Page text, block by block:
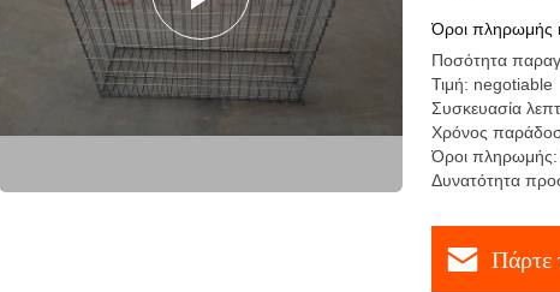
Όροι πληρωμής
Ποσότητα
Τιμή: negotiable
Συσκευασία
Χρόνος
Όροι
Δυνατότητα
Πάρτε